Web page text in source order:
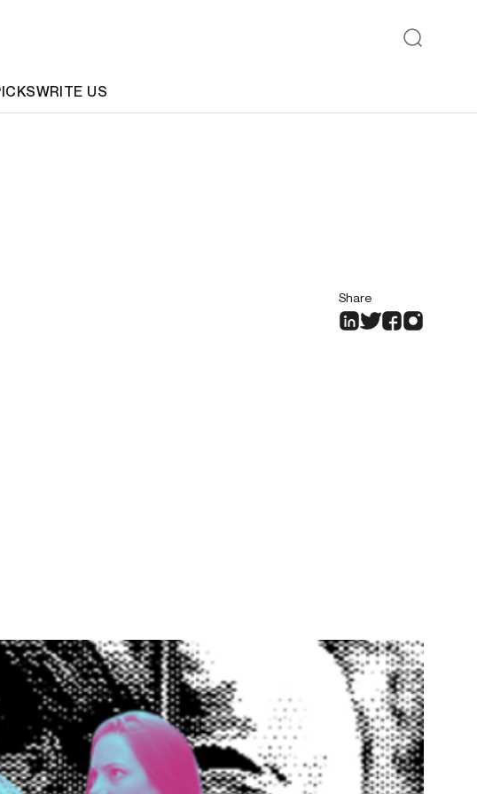
WRITE US
Share